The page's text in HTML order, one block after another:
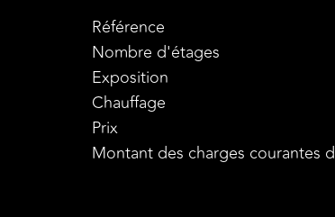
Référence
Nombre d'étages
Exposition
Chauffage
Prix
Montant des charges courantes